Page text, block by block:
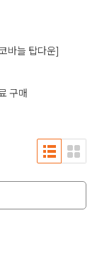
바늘 탑다운]
구매